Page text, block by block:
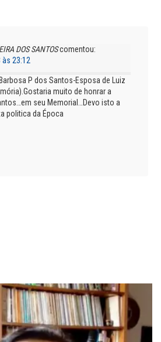
DOS SANTOScomentou:
às 23:12
P dos Santos-Esposa de Luiz
muito de honrar a
seu Memorial…Devo isto a
politica da Época